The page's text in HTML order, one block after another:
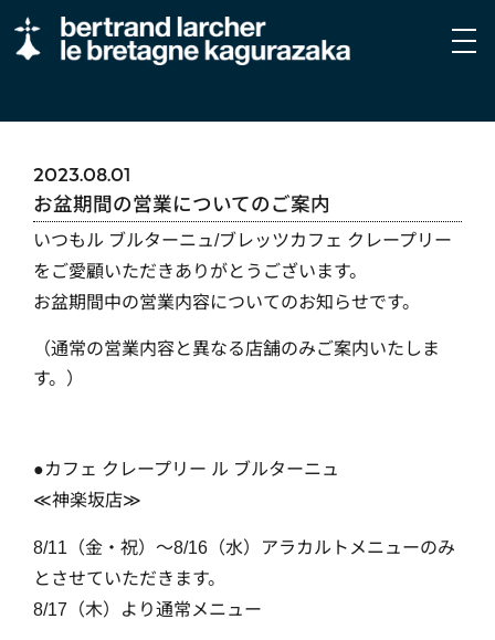
2023.08.01
お盆期間の営業についてのご案内
いつもル ブルターニュ/ブレッツカフェ クレープリー
をご愛顧いただきありがとうございます。
お盆期間中の営業内容についてのお知らせです。
（通常の営業内容と異なる店舗のみご案内いたしま
す。）
●カフェ クレープリー ル ブルターニュ
≪神楽坂店≫
8/11 （金・祝）～8/16
（水）アラカルトメニューのみ
とさせていただきます。
8/17
（木）より通常メニュー